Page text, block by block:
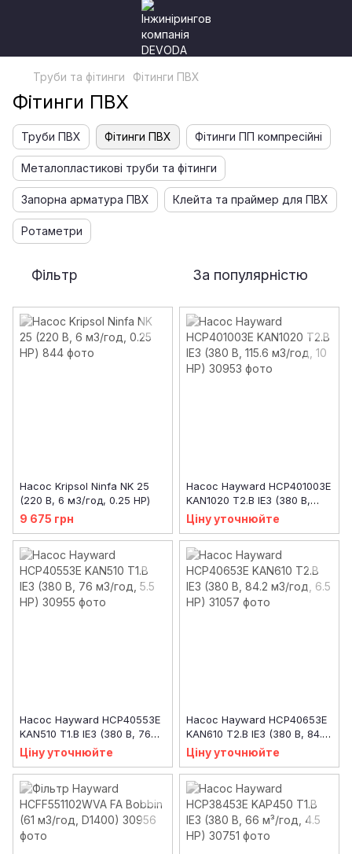
Труби та фітинги Фітинги ПВХ
Фітинги ПВХ
Труби ПВХ Фітинги ПВХ Фітинги ПП компресійні
Металопластикові труби та фітинги
Запорна арматура ПВХ Клейта та праймер для ПВХ
Ротаметри
Фільтр За популярністю
Насос Kripsol Ninfa NK 25
(220 В, 6 м3/год, 0.25 НР)
9 675 грн
Насос Hayward HCP401003E
KAN1020 T2.B IE3 (380 В,
115.6 м3/год, 10 HP)
Ціну уточнюйте
Насос Hayward HCP40553E
KAN510 T1.B IE3 (380 В, 76
м3/год, 5.5 HP)
Ціну уточнюйте
Насос Hayward HCP40653E
KAN610 T2.B IE3 (380 В, 84.2
м3/год, 6.5 HP)
Ціну уточнюйте